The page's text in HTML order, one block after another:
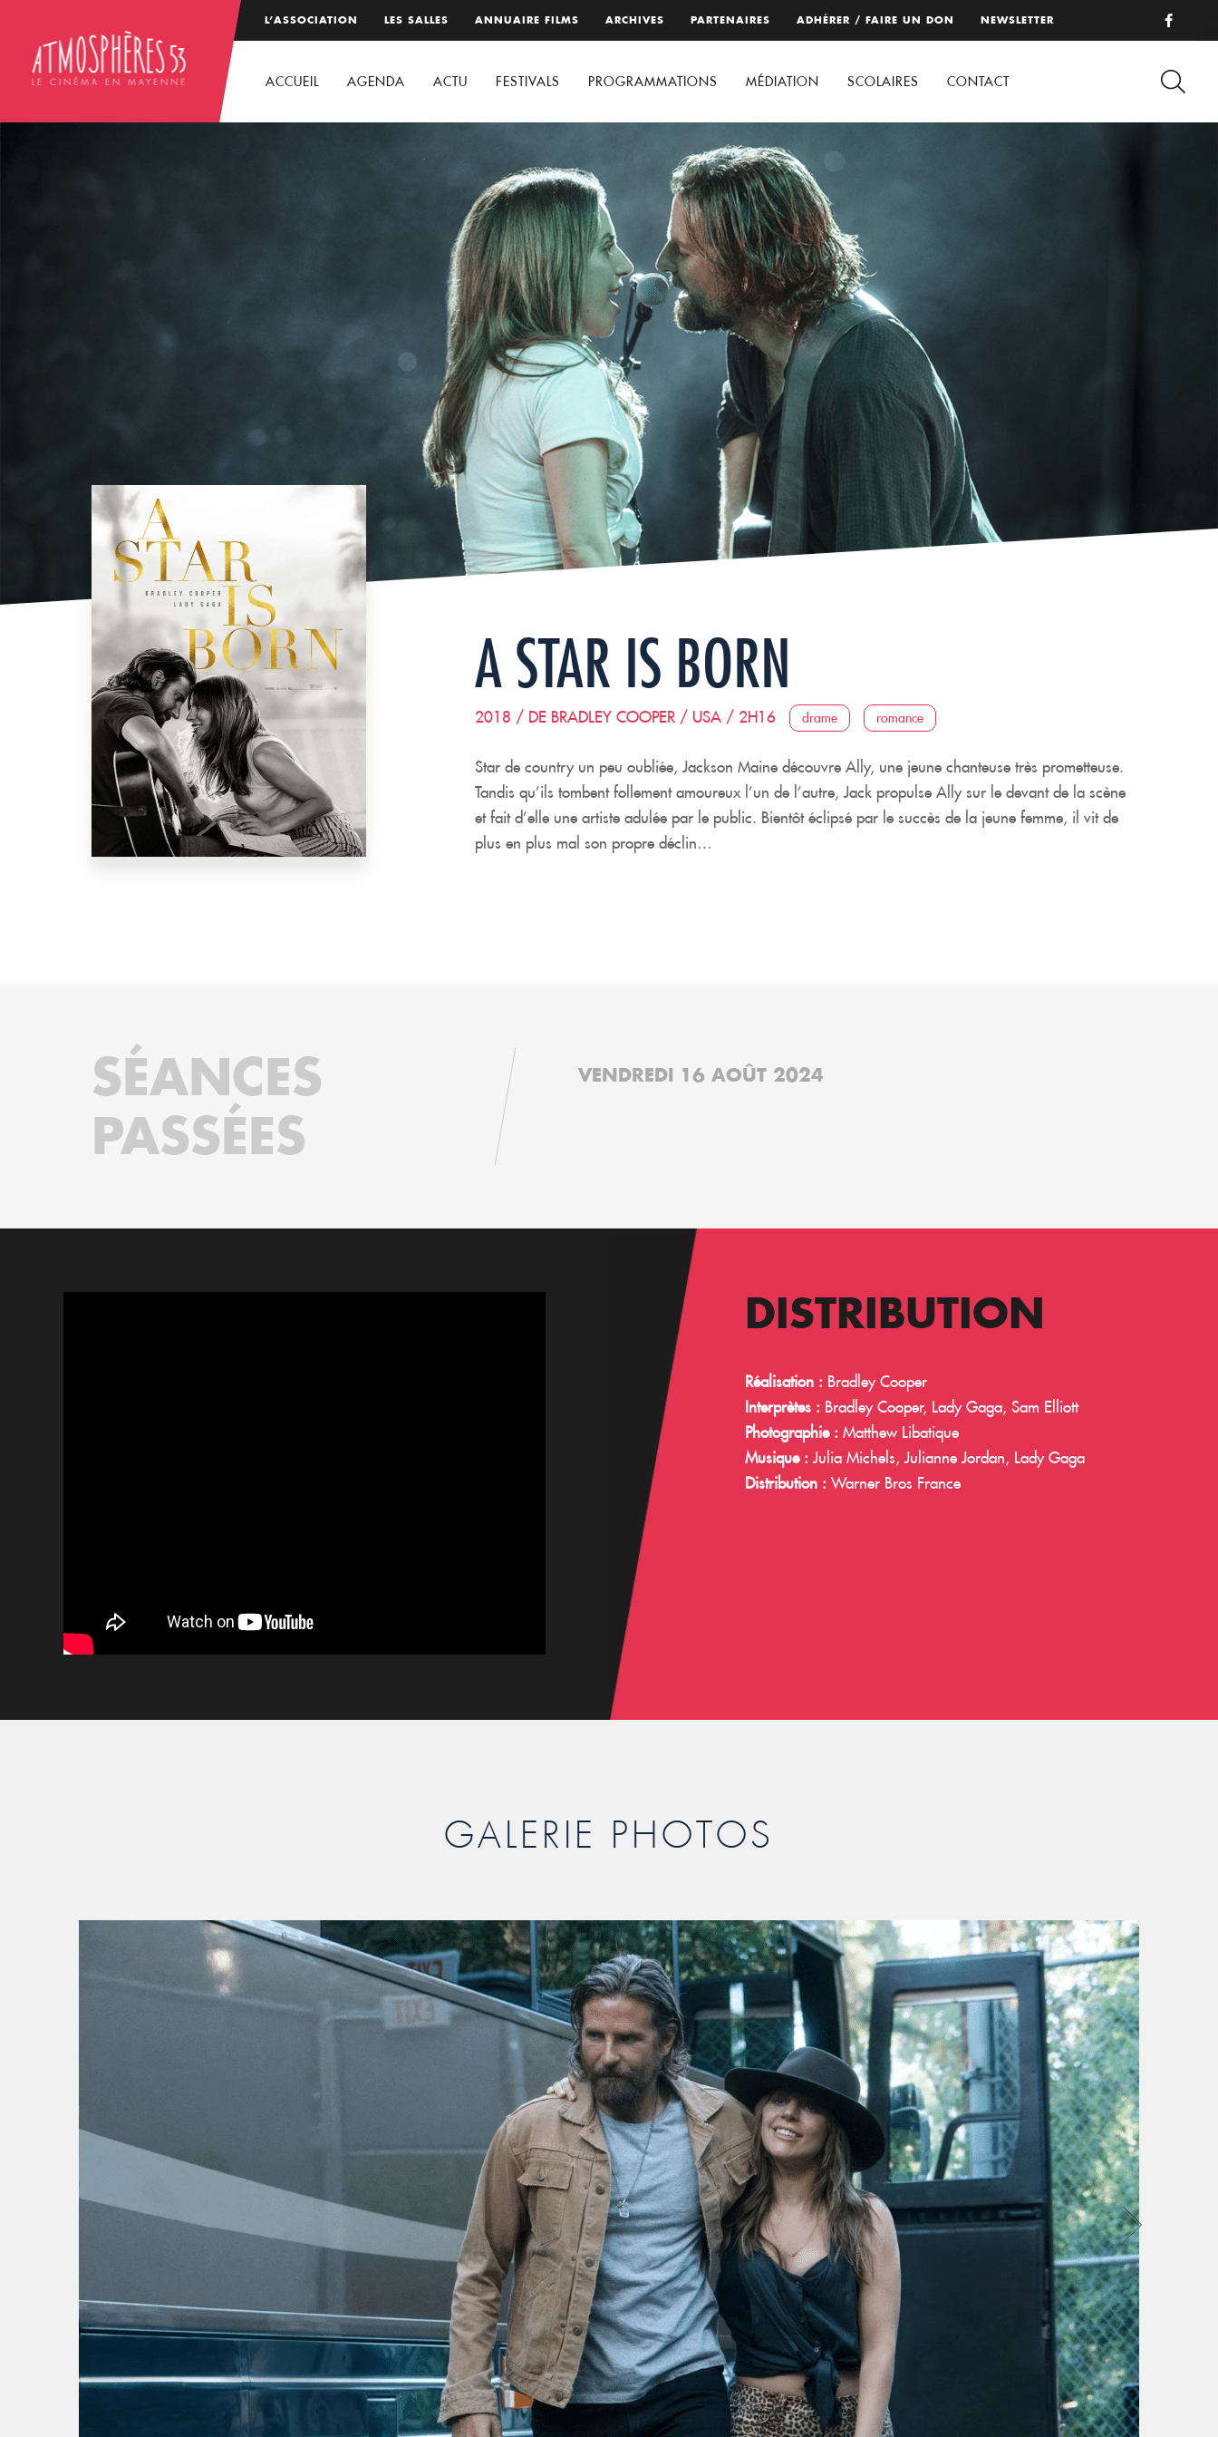
L’ASSOCIATION LES SALLES ANNUAIRE FILMS ARCHIVES PARTENAIRES ADHÉRER / FAIRE UN DON NEWSLETTER
ACCUEIL AGENDA ACTU FESTIVALS PROGRAMMATIONS MÉDIATION SCOLAIRES CONTACT
A STAR IS BORN
2018 / DE BRADLEY COOPER / USA / 2H16 drame romance
Star de country un peu oubliée, Jackson Maine découvre Ally, une jeune chanteuse très prometteuse.
Tandis qu’ils tombent follement amoureux l’un de l’autre, Jack propulse Ally sur le devant de la scène
et fait d’elle une artiste adulée par le public. Bientôt éclipsé par le succès de la jeune femme, il vit de
plus en plus mal son propre déclin…
SÉANCES
PASSÉES
VENDREDI 16 AOÛT 2024
DISTRIBUTION
Réalisation : Bradley Cooper
Interprètes : Bradley Cooper, Lady Gaga, Sam Elliott
Photographie : Matthew Libatique
Musique : Julia Michels, Julianne Jordan, Lady Gaga
Distribution : Warner Bros France
GALERIE PHOTOS